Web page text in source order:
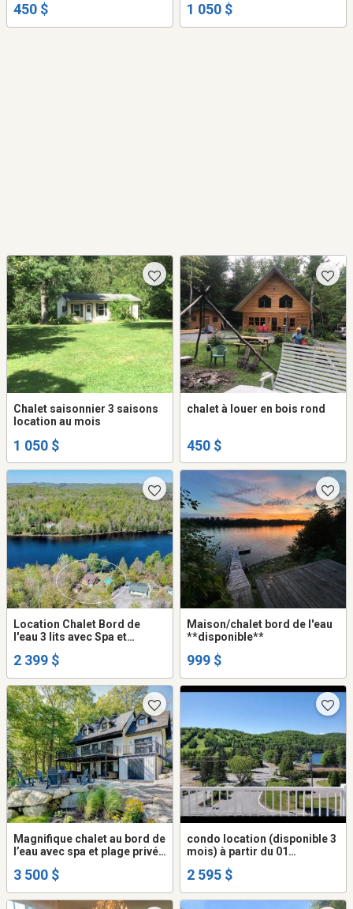
450 $ 1 050 $
Chalet saisonnier 3 saisons
location au mois
1 050 $
chalet à louer en bois rond
450 $
Location Chalet Bord de
l'eau 3 lits avec Spa et
2 399 $
Maison/chalet bord de l'eau
**disponible**
999 $
Magnifique chalet au bord de
l’eau avec spa et plage privée
3 500 $
condo location (disponible 3
mois) à partir du 01
2026 (location temporaire
2 595 $